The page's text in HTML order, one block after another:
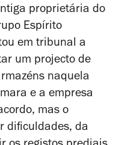
proprietária do
Espírito
em tribunal a
um projecto de
naquela
e a empresa
mas o
dificuldades, da